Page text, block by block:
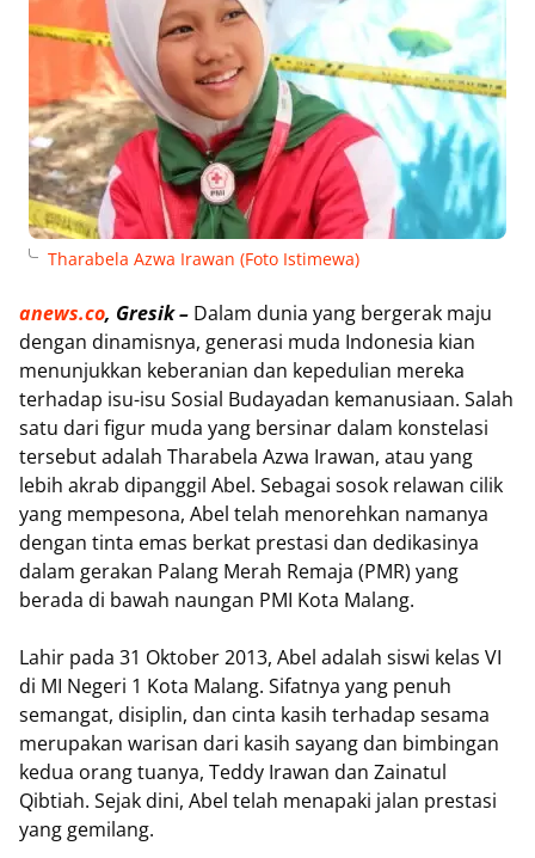
Tharabela Azwa Irawan (Foto Istimewa)
anews.co, Gresik – Dalam dunia yang bergerak maju
dengan dinamisnya, generasi muda Indonesia kian
menunjukkan keberanian dan kepedulian mereka
terhadap isu-isu Sosial Budayadan kemanusiaan. Salah
satu dari figur muda yang bersinar dalam konstelasi
tersebut adalah Tharabela Azwa Irawan, atau yang
lebih akrab dipanggil Abel. Sebagai sosok relawan cilik
yang mempesona, Abel telah menorehkan namanya
dengan tinta emas berkat prestasi dan dedikasinya
dalam gerakan Palang Merah Remaja (PMR) yang
berada di bawah naungan PMI Kota Malang.
Lahir pada 31 Oktober 2013, Abel adalah siswi kelas VI
di MI Negeri 1 Kota Malang. Sifatnya yang penuh
semangat, disiplin, dan cinta kasih terhadap sesama
merupakan warisan dari kasih sayang dan bimbingan
kedua orang tuanya, Teddy Irawan dan Zainatul
Qibtiah. Sejak dini, Abel telah menapaki jalan prestasi
yang gemilang.